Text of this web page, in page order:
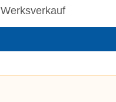
Werksverkauf